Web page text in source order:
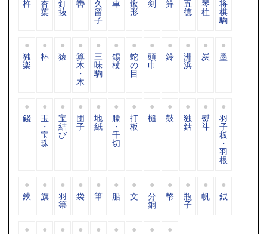
杵 杏
葉
釘
抜
轡 久
留
子
車 鍬
形
剣 笄 五
德
琴
柱
将
棋
駒
独
楽
杯 猿 算
木
・
木
三
味
駒
錫
杖
蛇
の
目
頭
巾
鈴 洲
浜
炭 墨
錢 玉
・
宝
珠
宝
結
び
団
子
地
紙
滕
・
千
切
打
板
槌 鼓 独
鈷
熨
斗
羽
子
板
・
羽
根
鋏 旗 羽
箒
袋 筆 船 文 分
銅
幣 瓶
子
帆 鉞